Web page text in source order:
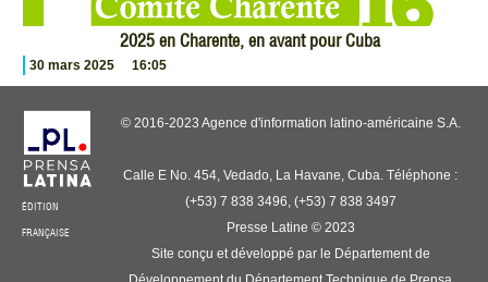
2025 en Charente, en avant pour Cuba
30 mars 2025 16:05
ÉDITION
FRANÇAISE
© 2016-2023 Agence d'information latino-américaine S.A.
Calle E No. 454, Vedado, La Havane, Cuba. Téléphone :
(+53) 7 838 3496, (+53) 7 838 3497
Presse Latine © 2023
Site conçu et développé par le Département de